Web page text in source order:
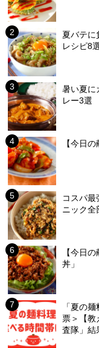
夏バテに
レシピ8
暑い夏に
レー3選
【今日
コスパ最
ニック全
【今日
丼」
「夏の
票＞【教
査隊」結